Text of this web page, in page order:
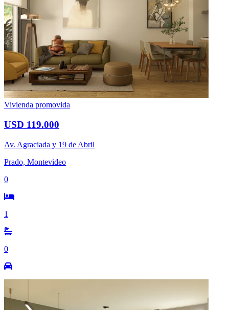
Vivienda promovida
USD 119.000
Av. Agraciada y 19 de Abril
Prado, Montevideo
0
1
0